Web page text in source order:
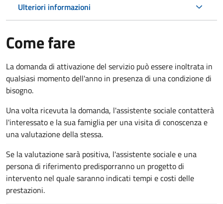
Ulteriori informazioni
Come fare
La domanda di attivazione del servizio può essere inoltrata in
qualsiasi momento dell'anno in presenza di una condizione di
bisogno.
Una volta ricevuta la domanda, l'assistente sociale contatterà
l'interessato e la sua famiglia per una visita di conoscenza e
una valutazione della stessa.
Se la valutazione sarà positiva, l'assistente sociale e una
persona di riferimento predisporranno un progetto di
intervento nel quale saranno indicati tempi e costi delle
prestazioni.